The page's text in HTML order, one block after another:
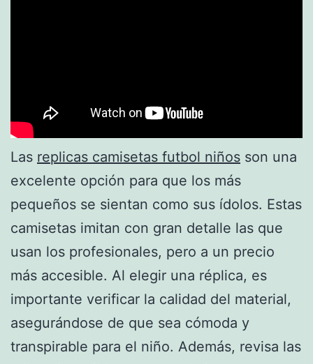
Las replicas camisetas futbol niños son una
excelente opción para que los más
pequeños se sientan como sus ídolos. Estas
camisetas imitan con gran detalle las que
usan los profesionales, pero a un precio
más accesible. Al elegir una réplica, es
importante verificar la calidad del material,
asegurándose de que sea cómoda y
transpirable para el niño. Además, revisa las